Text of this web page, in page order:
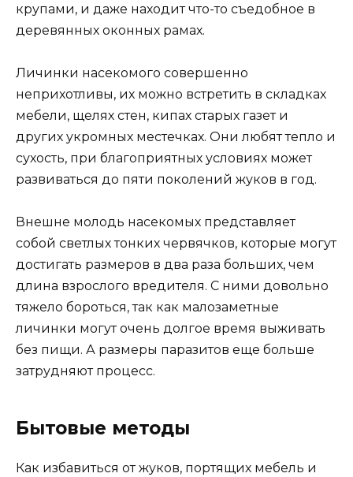
крупами, и даже находит что-то съедобное в
деревянных оконных рамах.
Личинки насекомого совершенно
неприхотливы, их можно встретить в складках
мебели, щелях стен, кипах старых газет и
других укромных местечках. Они любят тепло и
сухость, при благоприятных условиях может
развиваться до пяти поколений жуков в год.
Внешне молодь насекомых представляет
собой светлых тонких червячков, которые могут
достигать размеров в два раза больших, чем
длина взрослого вредителя. С ними довольно
тяжело бороться, так как малозаметные
личинки могут очень долгое время выживать
без пищи. А размеры паразитов еще больше
затрудняют процесс.
Бытовые методы
Как избавиться от жуков, портящих мебель и